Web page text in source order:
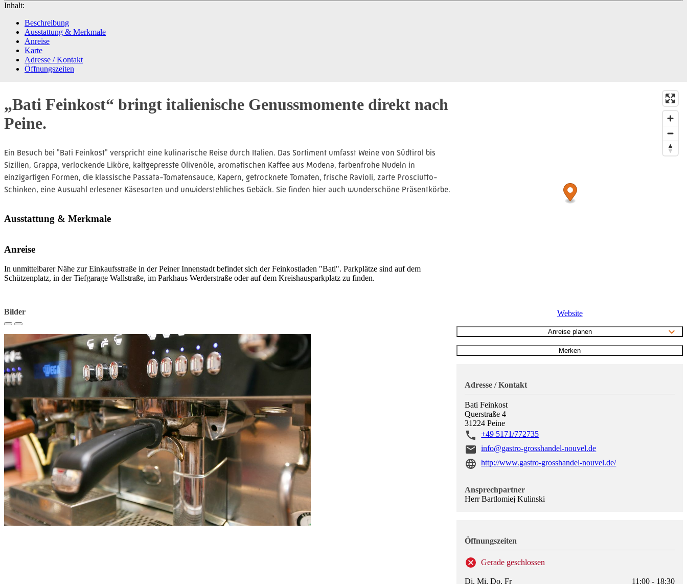
Inhalt:
Beschreibung
Ausstattung & Merkmale
Anreise
Karte
Adresse / Kontakt
Öffnungszeiten
„Bati Feinkost“ bringt italienische Genussmomente direkt nach
Peine.
Ein Besuch bei "Bati Feinkost" verspricht eine kulinarische Reise durch Italien. Das Sortiment umfasst Weine von Südtirol bis
Sizilien, Grappa, verlockende Liköre, kaltgepresste Olivenöle, aromatischen Kaffee aus Modena, farbenfrohe Nudeln in
einzigartigen Formen, die klassische Passata-Tomatensauce, Kapern, getrocknete Tomaten, frische Ravioli, zarte Prosciutto-
Schinken, eine Auswahl erlesener Käsesorten und unwiderstehliches Gebäck. Sie finden hier auch wunderschöne Präsentkörbe.
Ausstattung & Merkmale
Anreise
In unmittelbarer Nähe zur Einkaufsstraße in der Peiner Innenstadt befindet sich der Feinkostladen "Bati". Parkplätze sind auf dem
Schützenplatz, in der Tiefgarage Wallstraße, im Parkhaus Werderstraße oder auf dem Kreishausparkplatz zu finden.
Bilder
Adresse / Kontakt
Bati Feinkost
Querstraße 4
31224 Peine
+49 5171/772735
info@gastro-grosshandel-nouvel.de
http://www.gastro-grosshandel-nouvel.de/
Ansprechpartner
Herr Bartlomiej Kulinski
Öffnungszeiten
Gerade geschlossen
Di, Mi, Do, Fr 11:00 - 18:30
Website
Anreise planen
Merken